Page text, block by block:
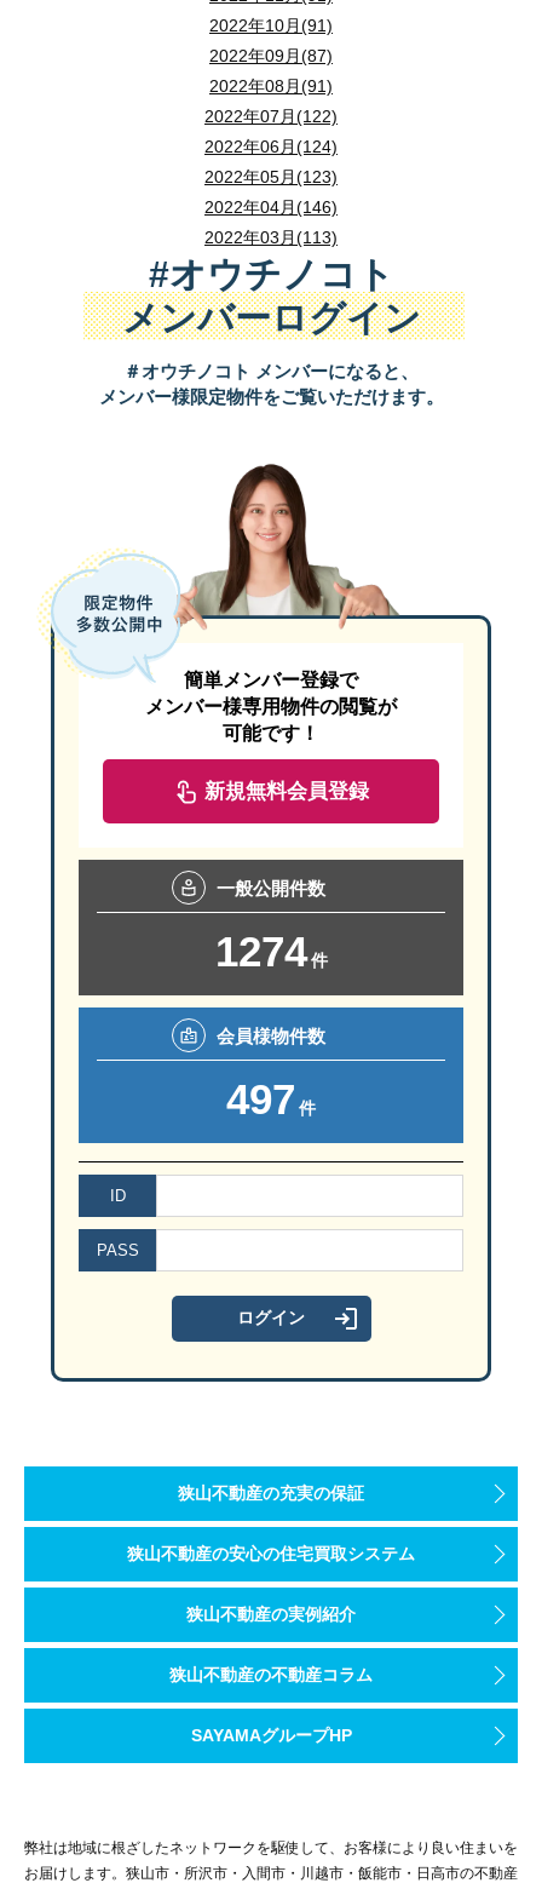
2022年10月(91)
2022年09月(87)
2022年08月(91)
2022年07月(122)
2022年06月(124)
2022年05月(123)
2022年04月(146)
2022年03月(113)
#オウチノコト
メンバーログイン
＃オウチノコト メンバーになると、
メンバー様限定物件をご覧いただけます。
簡単メンバー登録で
メンバー様専用物件の閲覧が
可能です！
新規無料会員登録
一般公開件数
1274 件
会員様物件数
497 件
ID
PASS
狭山不動産の充実の保証
狭山不動産の安心の住宅買取システム
狭山不動産の実例紹介
狭山不動産の不動産コラム
SAYAMAグループHP
弊社は地域に根ざしたネットワークを駆使して、お客様により良い住まいを
お届けします。狭山市・所沢市・入間市・川越市・飯能市・日高市の不動産